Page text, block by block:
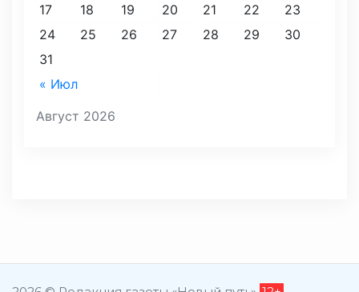
Август 2026
« Июл
17
18 19 20 21 22
23
24
25 26 27 28 29
30
31